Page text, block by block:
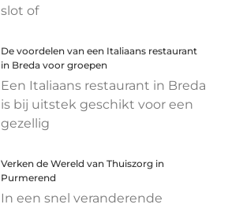
slot of
De voordelen van een Italiaans restaurant
in Breda voor groepen
Een Italiaans restaurant in Breda
is bij uitstek geschikt voor een
gezellig
Verken de Wereld van Thuiszorg in
Purmerend
In een snel veranderende